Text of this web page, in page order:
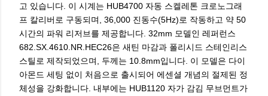
고 있습니다. 이 시계는 HUB4700 자동 스켈레톤 크로노그래
프 칼리버로 구동되며, 36,000 진동수(5Hz)로 작동하고 약 50
시간의 파워 리저브를 제공합니다. 32mm 모델인 레퍼런스
682.SX.4610.NR.HEC26은 새틴 마감과 폴리시드 스테인리스
스틸로 제작되었으며, 두께는 10.8mm입니다. 이 모델은 다이
아몬드 세팅 없이 처음으로 출시되어 에센셜 개념의 절제된 정
체성을 강화합니다. 내부에는 HUB1120 자가 감김 무브먼트가